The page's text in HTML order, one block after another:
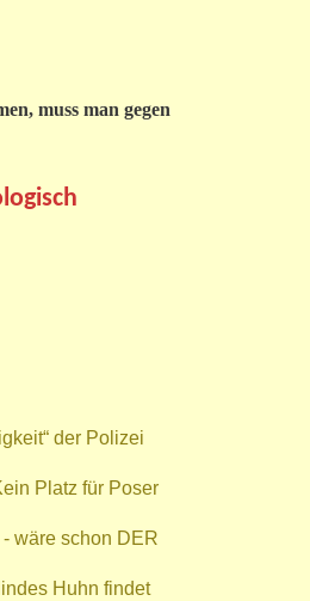
muss man gegen
der Polizei
Platz für Poser
- wäre schon DER
Huhn findet